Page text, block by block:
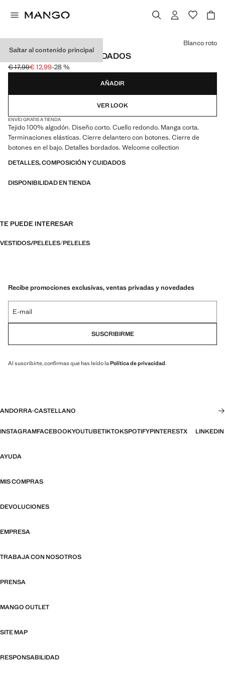
Saltar al contenido principal
PELELE DETALLES BORDADOS
Precio inicial tachado [€ 17,99 ]
€ 17,99
Precio actual [€ 12,99 ]
€ 12,99-28 %
Selecciona un color
Blanco roto
AÑADIR
VER LOOK
ENVÍO GRATIS A TIENDA
Tejido 100% algodón. Diseño corto. Cuello redondo. Manga corta.
Terminaciones elásticas. Cierre delantero con botones. Cierre de
botones en el bajo. Detalles bordados. Welcome collection
DETALLES, COMPOSICIÓN Y CUIDADOS
DISPONIBILIDAD EN TIENDA
TE PUEDE INTERESAR
VESTIDOS/PELELES PELELES
Recibe promociones exclusivas, ventas privadas y novedades
E-mail
SUSCRIBIRME
Al suscribirte, confirmas que has leído la Política de privacidad.
ANDORRA·CASTELLANO
INSTAGRAMFACEBOOKYOUTUBETIKTOKSPOTIFYPINTERESTX LINKEDIN
AYUDA
MIS COMPRAS
DEVOLUCIONES
EMPRESA
TRABAJA CON NOSOTROS
PRENSA
MANGO OUTLET
SITE MAP
RESPONSABILIDAD